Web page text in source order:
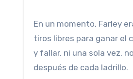
En un momento, Farley
tiros libres para ganar el
y fallar, ni una sola vez,
después de cada ladrillo.